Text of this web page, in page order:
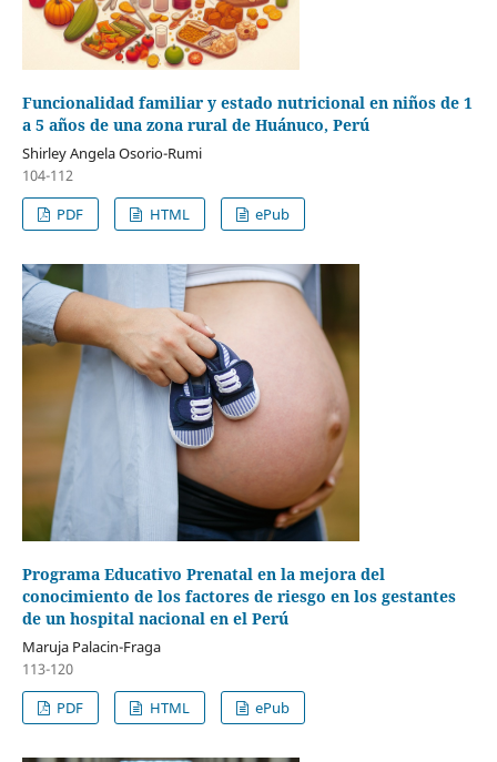
Funcionalidad familiar y estado nutricional en niños de 1
a 5 años de una zona rural de Huánuco, Perú
Shirley Angela Osorio-Rumi
104-112
PDF
HTML ePub
Programa Educativo Prenatal en la mejora del
conocimiento de los factores de riesgo en los gestantes
de un hospital nacional en el Perú
Maruja Palacin-Fraga
113-120
PDF
HTML ePub